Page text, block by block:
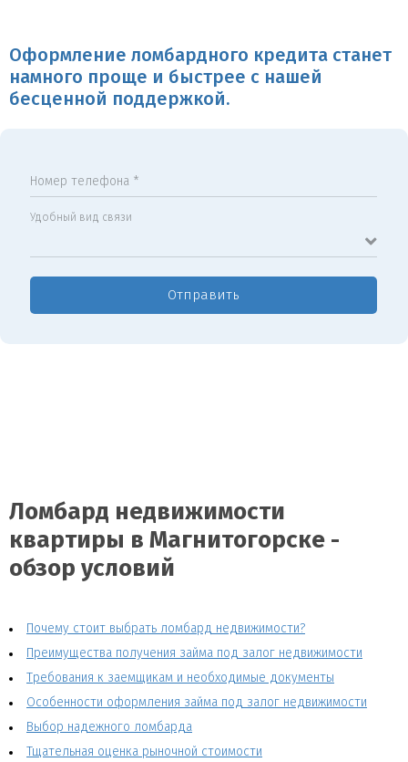
Оформление ломбардного кредита станет
намного проще и быстрее с нашей
бесценной поддержкой.
Номер телефона *
Удобный вид связи
Отправить
Ломбард недвижимости
квартиры в Магнитогорске -
обзор условий
Почему стоит выбрать ломбард недвижимости?
Преимущества получения займа под залог недвижимости
Требования к заемщикам и необходимые документы
Особенности оформления займа под залог недвижимости
Выбор надежного ломбарда
Тщательная оценка рыночной стоимости